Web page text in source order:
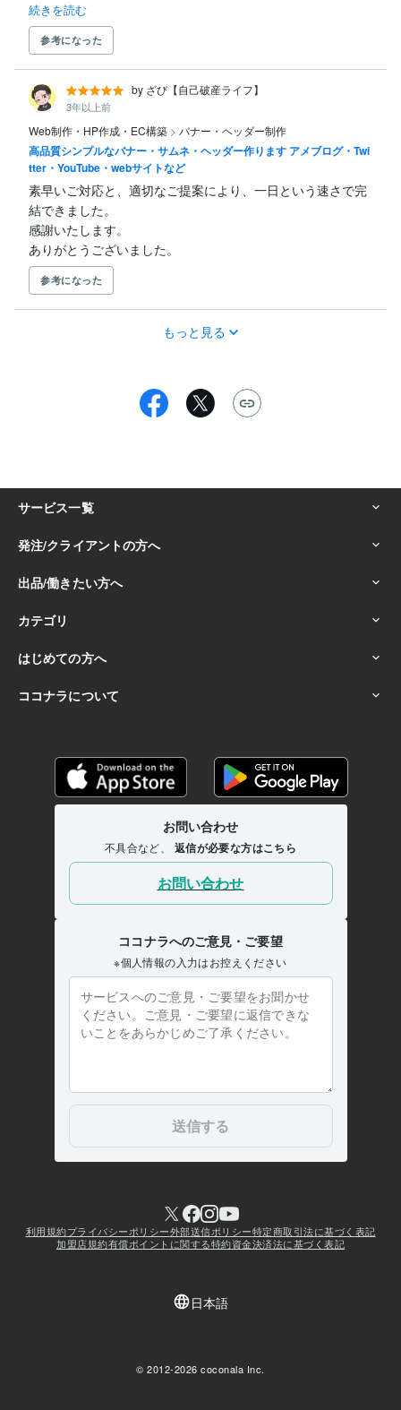
続きを読む
参考になった
by ざび【自己破産ライフ】
3年以上前
Web制作・HP作成・EC構築 > バナー・ヘッダー制作
高品質シンプルなバナー・サムネ・ヘッダー作ります アメブログ・Twi
tter・YouTube・webサイトなど
素早いご対応と、適切なご提案により、一日という速さで完
結できました。
感謝いたします。
ありがとうございました。
参考になった
もっと見る